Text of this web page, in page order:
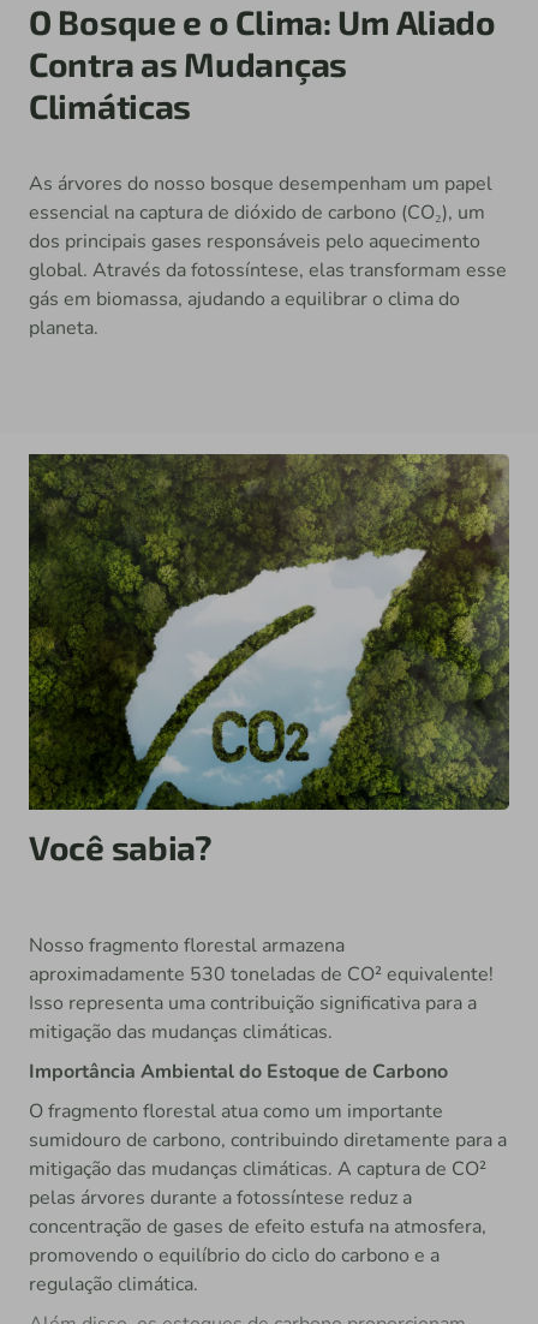
O Bosque e o Clima: Um Aliado
Contra as Mudanças
Climáticas
As árvores do nosso bosque desempenham um papel
essencial na captura de dióxido de carbono (CO₂), um
dos principais gases responsáveis pelo aquecimento
global. Através da fotossíntese, elas transformam esse
gás em biomassa, ajudando a equilibrar o clima do
planeta.
Você sabia?
Nosso fragmento florestal armazena
aproximadamente 530 toneladas de CO² equivalente!
Isso representa uma contribuição significativa para a
mitigação das mudanças climáticas.
Importância Ambiental do Estoque de Carbono
O fragmento florestal atua como um importante
sumidouro de carbono, contribuindo diretamente para a
mitigação das mudanças climáticas. A captura de CO²
pelas árvores durante a fotossíntese reduz a
concentração de gases de efeito estufa na atmosfera,
promovendo o equilíbrio do ciclo do carbono e a
regulação climática.